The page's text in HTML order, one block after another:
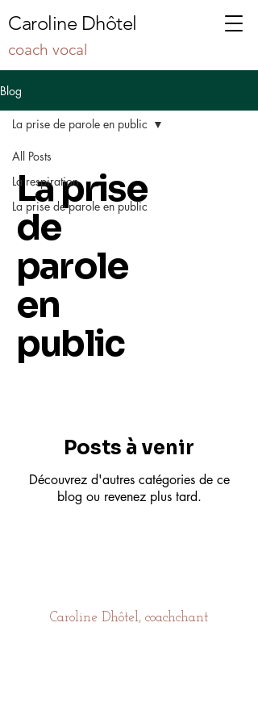
Caroline Dhôtel
coach vocal
Blog
All Posts
La respiration
La prise de parole en public
La prise de parole en public
La prise
de
parole
en
public
Posts à venir
Découvrez d'autres catégories de ce
blog ou revenez plus tard.
Caroline Dhôtel, coachchant